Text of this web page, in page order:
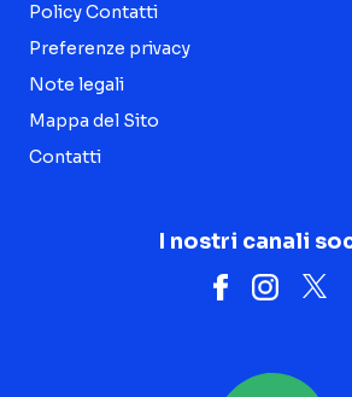
Policy Contatti
Preferenze privacy
Note legali
Mappa del Sito
Contatti
I nostri canali